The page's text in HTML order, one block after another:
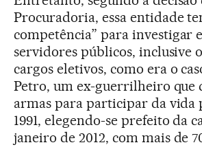
Procuradoria, essa entidade
competência” para investigar
servidores públicos, inclusive
cargos eletivos, como era o
Petro, um ex-guerrilheiro que
armas para participar da vida
1991, elegendo-se prefeito da
janeiro de 2012, com mais de